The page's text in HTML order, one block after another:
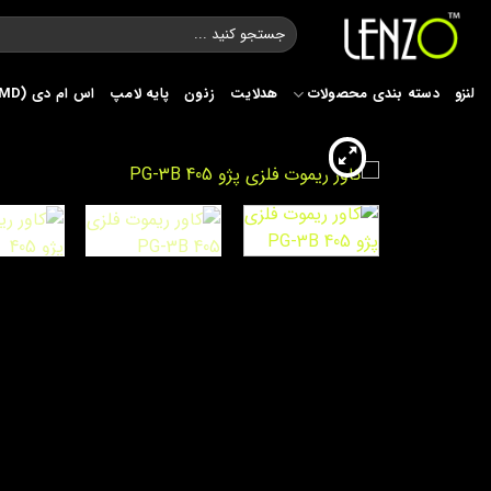
Skip
content
جستجو
برای:
لنزو دسته بندی محصولات هدلایت زنون پایه لامپ اس ام دی (SMD)